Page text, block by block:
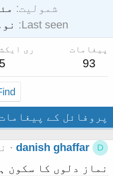
شمولیت
مئی
Last seen
نومبر
پیغامات
93
ری
پروفائل کے
D
danish ghaffar
نماز دلوں کا سکون